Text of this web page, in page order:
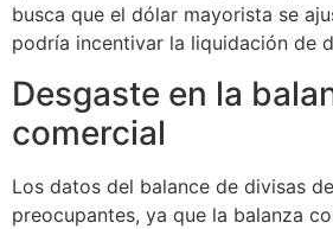
busca que el dólar mayorista se
podría incentivar la liquidación de
Desgaste en la
comercial
Los datos del balance de divisas
preocupantes, ya que la balanza